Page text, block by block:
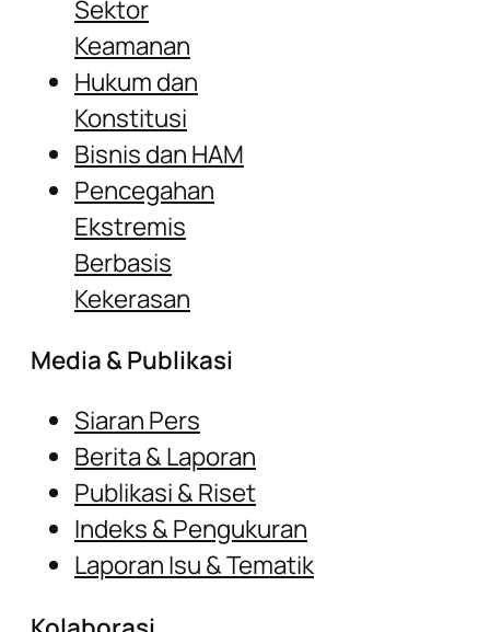
Sektor
Keamanan
Hukum dan
Konstitusi
Bisnis dan HAM
Pencegahan
Ekstremis
Berbasis
Kekerasan
Media & Publikasi
Siaran Pers
Berita & Laporan
Publikasi & Riset
Indeks & Pengukuran
Laporan Isu & Tematik